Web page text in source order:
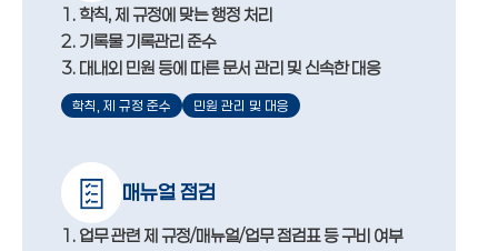
1. 학칙, 제 규정에 맞는 행정 처리
2. 기록물 기록관리 준수
3. 대내외 민원 등에 따른 문서 관리 및 신속한 대응
학칙, 제 규정 준수 민원 관리 및 대응
매뉴얼 점검
1. 업무 관련 제 규정/매뉴얼/업무 점검표 등 구비 여부